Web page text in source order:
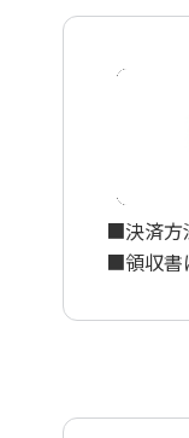
■決済方
■領収書